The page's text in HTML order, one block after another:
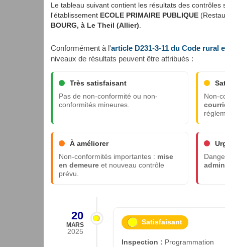
Le tableau suivant contient les résultats des contrôles
l'établissement ECOLE PRIMAIRE PUBLIQUE
BOURG, à Le Theil (Allier)
Conformément à l'article D231-3-11 du Code rural
niveaux de résultats peuvent être attribués :
Très satisfaisant
Pas de non-conformité ou non-
conformités mineures.
Non-
À améliorer
Non-conformités importantes : mise
en demeure et nouveau contrôle
prévu.
20
MARS
2025
Satisfaisant
Inspection : Programmation